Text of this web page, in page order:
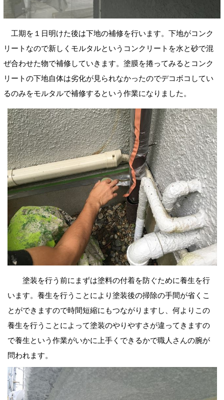
工期を１日明けた後は下地の補修を行います。下地がコンク
リートなので新しくモルタルというコンクリートを水と砂で混
ぜ合わせた物で補修していきます。塗膜を捲ってみるとコンク
リートの下地自体は劣化が見られなかったのでデコボコしてい
るのみをモルタルで補修するという作業になりました。
塗装を行う前にまずは塗料の付着を防ぐために養生を行
います。養生を行うことにより塗装後の掃除の手間が省くこ
とができますので時間短縮にもつながりますし、何よりこの
養生を行うことによって塗装のやりやすさが違ってきますの
で養生という作業がいかに上手くできるかで職人さんの腕が
問われます。